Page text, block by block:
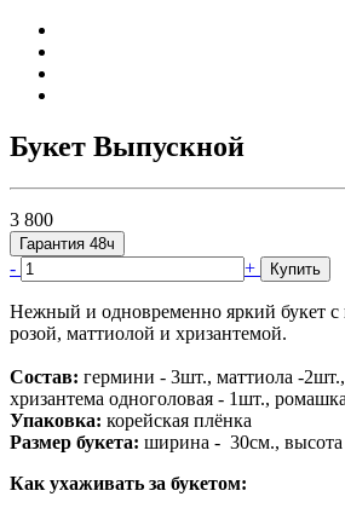
Букет Выпускной
3 800
Гарантия 48ч
- + Купить
Нежный и одновременно яркий букет
розой, маттиолой и хризантемой.
Состав: гермини - 3шт., маттиола -
хризантема одноголовая - 1шт.,
Упаковка: корейская плёнка
Размер букета: ширина - 30см., высота
Как ухаживать за букетом: